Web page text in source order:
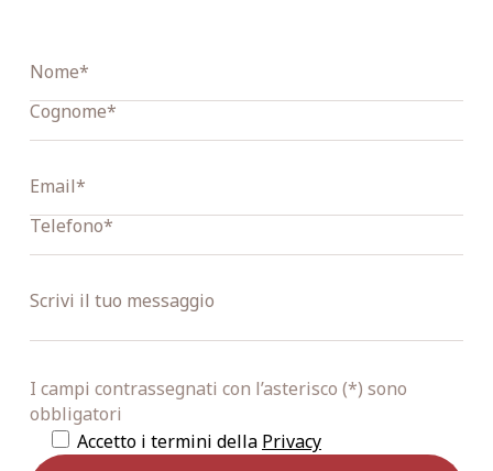
I campi contrassegnati con l’asterisco (*) sono
obbligatori
Accetto i termini della Privacy